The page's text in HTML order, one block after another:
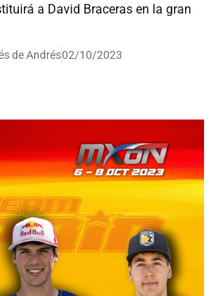
a David Braceras en la gran
de Andrés02/10/2023